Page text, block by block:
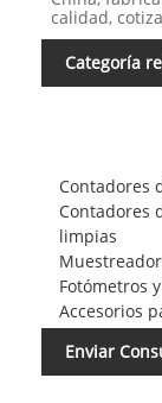
calidad,
Categoría
Contadores
Contadores
limpias
Fotómetros
Accesorios
Enviar